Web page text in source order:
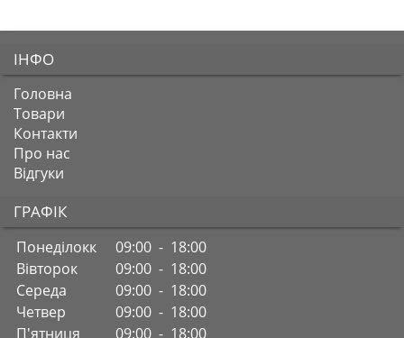
ІНФО
Головна
Товари
Контакти
Про нас
Відгуки
ГРАФІК
Понеділокк
09:00 - 18:00
Вівторок
09:00 - 18:00
Середа
09:00 - 18:00
Четвер
09:00 - 18:00
П'ятниця
09:00 - 18:00